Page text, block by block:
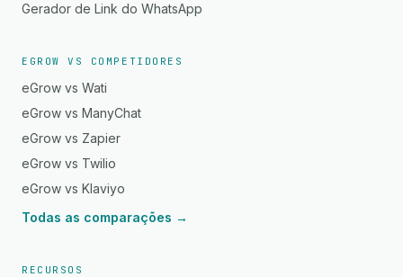
Gerador de Link do WhatsApp
EGROW VS COMPETIDORES
eGrow vs Wati
eGrow vs ManyChat
eGrow vs Zapier
eGrow vs Twilio
eGrow vs Klaviyo
Todas as comparações →
RECURSOS